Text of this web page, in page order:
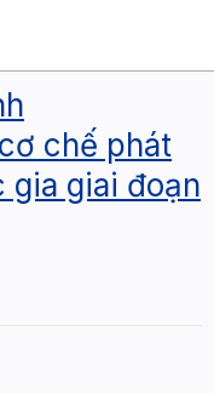
chế phát
gia giai đoạn